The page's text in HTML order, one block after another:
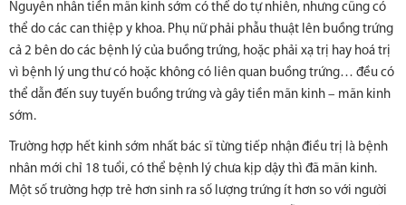
Nguyên nhân tiền mãn kinh sớm có thể do tự nhiên, nhưng cũng có
thể do các can thiệp y khoa. Phụ nữ phải phẫu thuật lên buồng trứng
cả 2 bên do các bệnh lý của buồng trứng, hoặc phải xạ trị hay hoá trị
vì bệnh lý ung thư có hoặc không có liên quan buồng trứng… đều có
thể dẫn đến suy tuyến buồng trứng và gây tiền mãn kinh – mãn kinh
sớm.
Trường hợp hết kinh sớm nhất bác sĩ từng tiếp nhận điều trị là bệnh
nhân mới chỉ 18 tuổi, có thể bệnh lý chưa kịp dậy thì đã mãn kinh.
Một số trường hợp trẻ hơn sinh ra số lượng trứng ít hơn so với người